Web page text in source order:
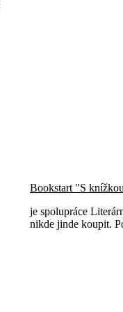
Bookstart "S
je spolupráce
nikde jinde koupit.